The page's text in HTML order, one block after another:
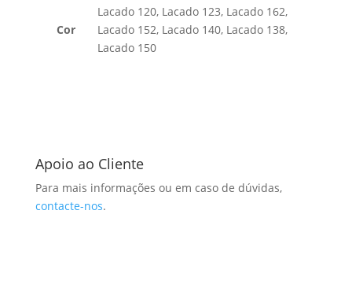
Cor
Lacado 120, Lacado 123, Lacado 162,
Lacado 152, Lacado 140, Lacado 138,
Lacado 150
Apoio ao Cliente
Para mais informações ou em caso de dúvidas,
contacte-nos.